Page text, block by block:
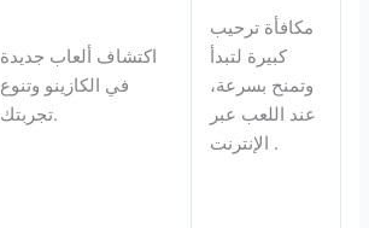
اكتشاف ألعاب جديدة
في الكازينو وتنوع
تجربتك.
مكافأة ترحيب
كبيرة لتبدأ
وتمنح بسرعة،
عند اللعب عبر
الإنترنت .